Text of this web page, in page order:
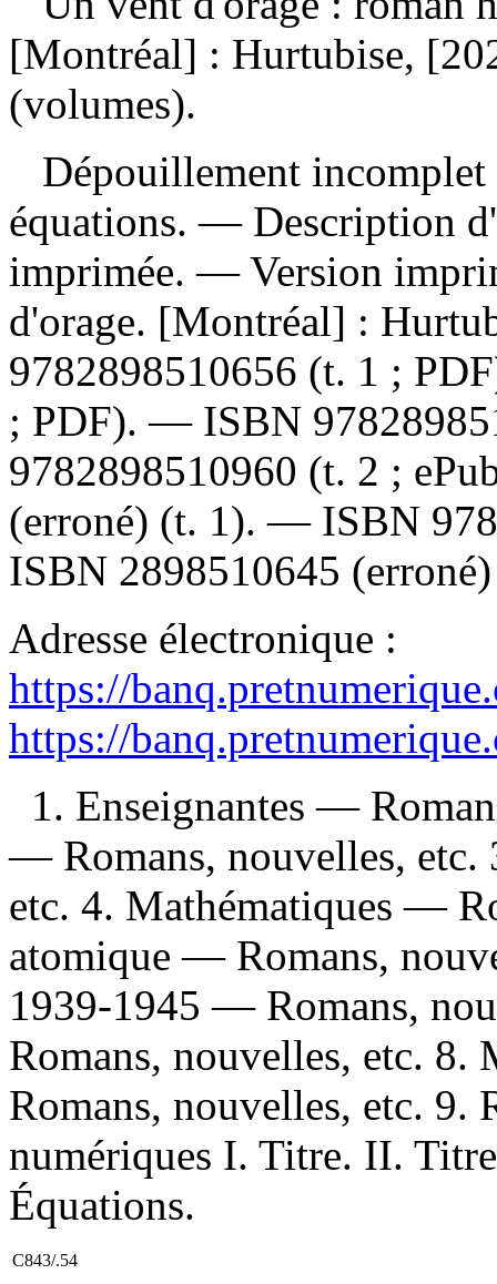
[Montréal] : Hurtubise,
(volumes).
Dépouillement
équations. — Description
imprimée. —Version
d'orage. [Montréal] :
9782898510656 (t. 1 ;
; PDF). — ISBN
9782898510960 (t. 2 ;
(erroné) (t. 1). — ISBN
ISBN 2898510645
Adresse électronique :
https://
https://
1. Enseignantes —
— Romans, nouvelles, etc.
etc. 4. Mathématiques —
atomique — Romans,
1939-1945 — Romans,
Romans, nouvelles, etc.
Romans, nouvelles, etc. 9.
numériques I. Titre. II.
Équations.
C843/.54